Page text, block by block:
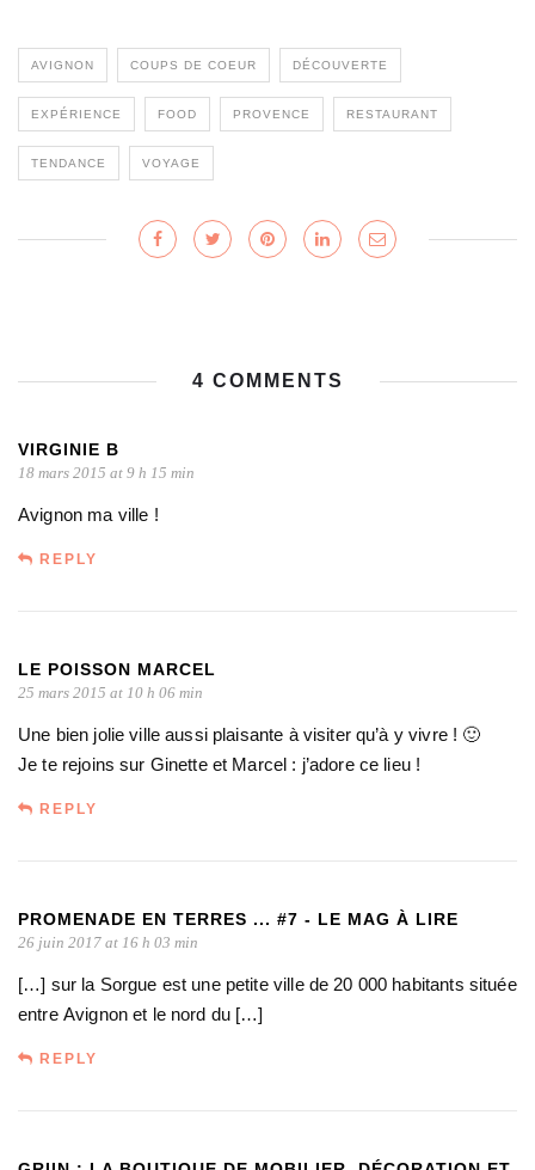
AVIGNON COUPS DE COEUR DÉCOUVERTE
EXPÉRIENCE FOOD PROVENCE RESTAURANT
TENDANCE VOYAGE
4 COMMENTS
VIRGINIE B
18 mars 2015 at 9 h 15 min
Avignon ma ville !
REPLY
LE POISSON MARCEL
25 mars 2015 at 10 h 06 min
Une bien jolie ville aussi plaisante à visiter qu’à y vivre ! 🙂
Je te rejoins sur Ginette et Marcel : j’adore ce lieu !
REPLY
PROMENADE EN TERRES ... #7 - LE MAG À LIRE
26 juin 2017 at 16 h 03 min
[…] sur la Sorgue est une petite ville de 20 000 habitants située
entre Avignon et le nord du […]
REPLY